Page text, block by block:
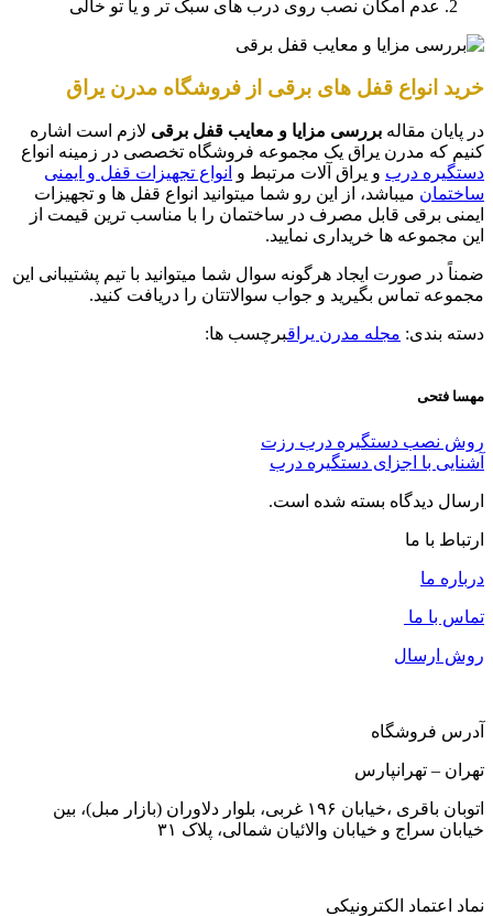
عدم امکان نصب روی درب های سبک تر و یا تو خالی
خرید انواع قفل های برقی از فروشگاه مدرن یراق
در پایان مقاله بررسی مزایا و معایب قفل برقی لازم است اشاره
کنیم که مدرن یراق یک مجموعه فروشگاه تخصصی در زمینه انواع
دستگیره درب و یراق آلات مرتبط و انواع تجهیزات قفل و ایمنی
ساختمان میباشد، از این رو شما میتوانید انواع قفل ها و تجهیزات
ایمنی برقی قابل مصرف در ساختمان را با مناسب ترین قیمت از
این مجموعه ها خریداری نمایید.
ضمناً در صورت ایجاد هرگونه سوال شما میتوانید با تیم پشتیبانی این
مجموعه تماس بگیرید و جواب سوالاتتان را دریافت کنید.
دسته بندی: مجله مدرن یراقبرچسب ها:
مهسا فتحی
روش نصب دستگیره درب رزت
آشنایی با اجزای دستگیره درب
ارسال دیدگاه بسته شده است.
ارتباط با ما
درباره ما
تماس با ما
روش ارسال
آدرس فروشگاه
تهران – تهرانپارس
اتوبان باقری ،خیابان ۱۹۶ غربی، بلوار دلاوران (بازار مبل)، بین
خیابان سراج و خیابان والائیان شمالی، پلاک ۳۱
نماد اعتماد الکترونیکی